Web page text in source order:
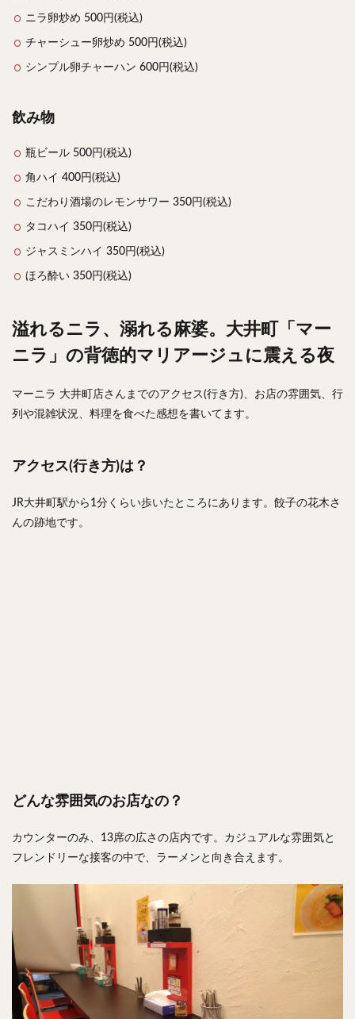
ニラ卵炒め 500円(税込)
チャーシュー卵炒め 500円(税込)
シンプル卵チャーハン 600円(税込)
飲み物
瓶ビール 500円(税込)
角ハイ 400円(税込)
こだわり酒場のレモンサワー 350円(税込)
タコハイ 350円(税込)
ジャスミンハイ 350円(税込)
ほろ酔い 350円(税込)
溢れるニラ、溺れる麻婆。大井町「マー
ニラ」の背徳的マリアージュに震える夜
マーニラ 大井町店さんまでのアクセス(行き方)、お店の雰囲気、行
列や混雑状況、料理を食べた感想を書いてます。
アクセス(行き方)は？
JR大井町駅から1分くらい歩いたところにあります。餃子の花木さ
んの跡地です。
どんな雰囲気のお店なの？
カウンターのみ、13席の広さの店内です。カジュアルな雰囲気と
フレンドリーな接客の中で、ラーメンと向き合えます。